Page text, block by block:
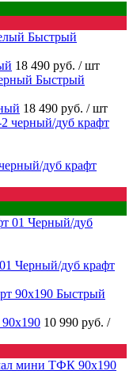
Быстрый
18 490 руб. / шт
Быстрый
18 490 руб. / шт
дуб крафт
Черный/дуб крафт
Быстрый
10 990 руб. /